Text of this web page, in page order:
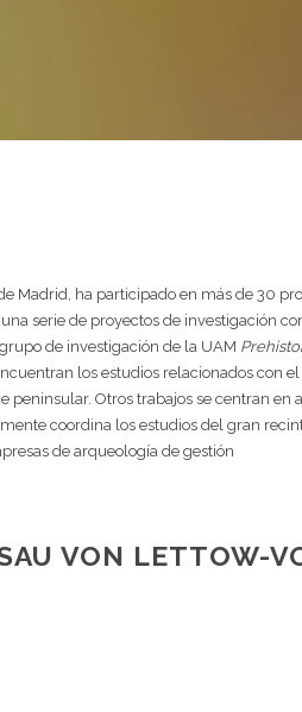
Madrid, ha participado en más de 30
serie de proyectos de investigación
de investigación de la UAM
los estudios relacionados con
Otros trabajos se centran en
coordina los estudios del gran
de arqueología de gestión
VON LETTOW-